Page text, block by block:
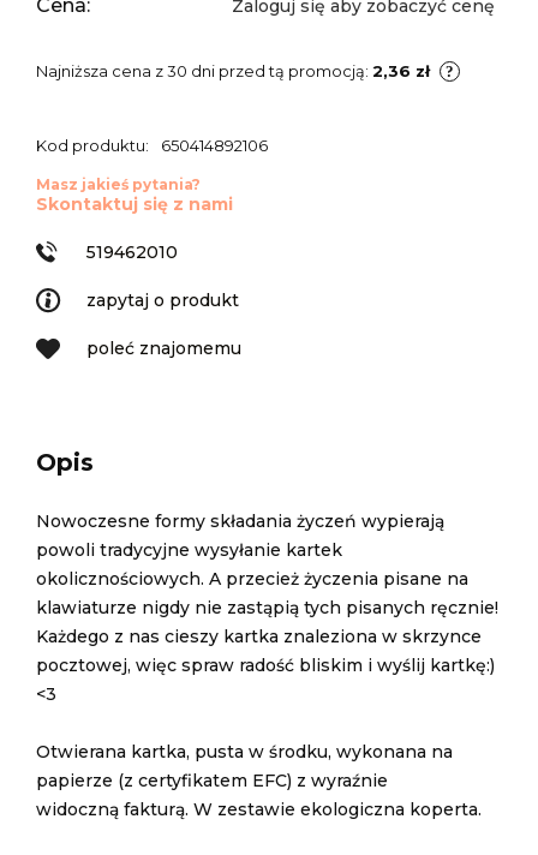
Cena: Zaloguj się aby zobaczyć cenę
Najniższa cena z 30 dni przed tą promocją: 2,36 zł
Kod produktu: 650414892106
zapytaj o produkt
poleć znajomemu
Masz jakieś pytania?
Skontaktuj się z nami
519462010
Opis
Nowoczesne formy składania życzeń wypierają
powoli tradycyjne wysyłanie kartek
okolicznościowych. A przecież życzenia pisane na
klawiaturze nigdy nie zastąpią tych pisanych ręcznie!
Każdego z nas cieszy kartka znaleziona w skrzynce
pocztowej, więc spraw radość bliskim i wyślij kartkę:)
<3
Otwierana kartka, pusta w środku, wykonana na
papierze (z certyfikatem EFC) z wyraźnie
widoczną fakturą. W zestawie ekologiczna koperta.